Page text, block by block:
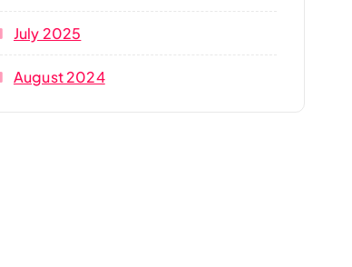
July 2025
August 2024